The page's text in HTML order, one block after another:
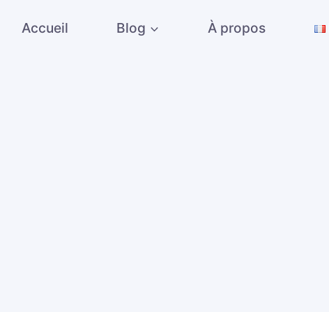
Accueil Blog À propos